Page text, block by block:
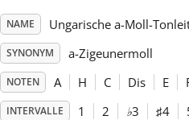
English
Español
NAME Ungarische a-Moll-
SYNONYM a-Zigeunermoll
NOTEN A H C Dis E
INTERVALLE 1 2 ♭3 ♯4